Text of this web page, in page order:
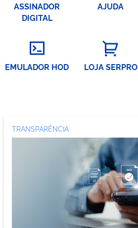
ASSINADOR
DIGITAL
AJUDA
EMULADOR HOD LOJA SERPRO
TRANSPARÊNCIA